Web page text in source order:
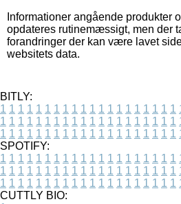
Informationer angående produkter
opdateres rutinemæssigt, men der
forandringer der kan være lavet
websitets data.
BITLY:
1 1 1 1 1 1 1 1 1 1 1 1 1 1 1 1 1 1 1 1
1 1 1 1 1 1 1 1 1 1 1 1 1 1 1 1 1 1 1 1
1 1 1 1 1 1 1 1 1 1 1 1 1 1 1 1 1 1 1 1
SPOTIFY:
1 1 1 1 1 1 1 1 1 1 1 1 1 1 1 1 1 1 1 1
1 1 1 1 1 1 1 1 1 1 1 1 1 1 1 1 1 1 1 1
1 1 1 1 1 1 1 1 1 1 1 1 1 1 1 1 1 1 1 1
CUTTLY BIO: